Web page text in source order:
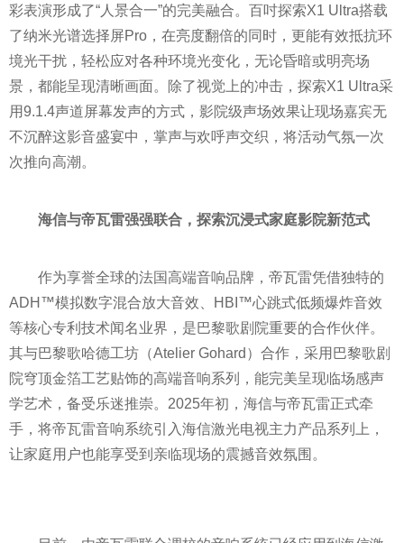
彩表演形成了“人景合一”的完美融合。百吋探索X1 Ultra搭载
了纳米光谱选择屏Pro，在亮度翻倍的同时，更能有效抵抗环
境光干扰，轻松应对各种环境光变化，无论昏暗或明亮场
景，都能呈现清晰画面。除了视觉上的冲击，探索X1 Ultra采
用9.1.4声道屏幕发声的方式，影院级声场效果让现场嘉宾无
不沉醉这影音盛宴中，掌声与欢呼声交织，将活动气氛一次
次推向高潮。
海信与帝瓦雷强强联合，探索沉浸式家庭影院新范式
作为享誉全球的法国高端音响品牌，帝瓦雷凭借独特的
ADH™模拟数字混合放大音效、HBI™心跳式低频爆炸音效
等核心专利技术闻名业界，是巴黎歌剧院重要的合作伙伴。
其与巴黎歌哈德工坊（Atelier Gohard）合作，采用巴黎歌剧
院穹顶金箔工艺贴饰的高端音响系列，能完美呈现临场感声
学艺术，备受乐迷推崇。2025年初，海信与帝瓦雷正式牵
手，将帝瓦雷音响系统引入海信激光电视主力产品系列上，
让家庭用户也能享受到亲临现场的震撼音效氛围。